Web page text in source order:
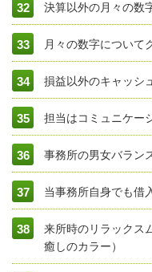
決算以外の月々の数
月々の数字について
損益以外のキャッシ
担当はコミュニケー
事務所の男女バラン
当事務所自身でも借
来所時のリラックス
癒しのカラー）